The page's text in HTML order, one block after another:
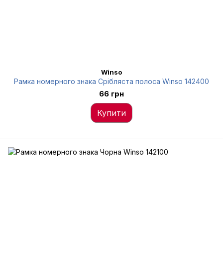
Winso
Рамка номерного знака Срібляста полоса Winso 142400
66 грн
Купити